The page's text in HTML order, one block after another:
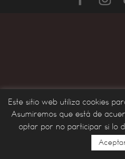
Este sitio web utiliza cookies
Asumiremos que está de
optar por no participar si lo